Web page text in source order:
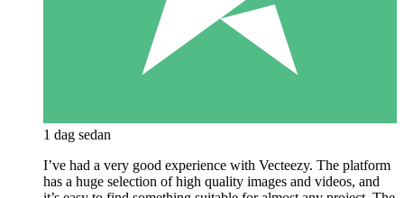
1 dag sedan
I’ve had a very good experience with Vecteezy. The platform
has a huge selection of high quality images and videos, and